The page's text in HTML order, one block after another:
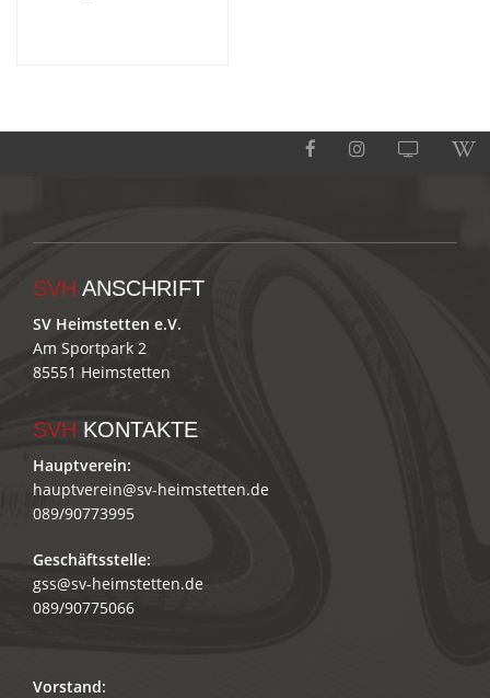
SVH ANSCHRIFT
SV Heimstetten e.V.
Am Sportpark 2
85551 Heimstetten
SVH KONTAKTE
Hauptverein:
hauptverein@sv-heimstetten.de
089/90773995
Geschäftsstelle:
gss@sv-heimstetten.de
089/90775066
Vorstand: